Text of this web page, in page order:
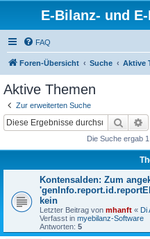
E-Bilanz- und
FAQ
Foren-Übersicht Suche Aktive
Aktive Themen
Zur erweiterten Suche
Suche
Die Suche ergab
Kontensalden: Zum
kein
Letzter Beitrag von mhanft « Di
Verfasst in myebilanz-Software
Antworten: 5